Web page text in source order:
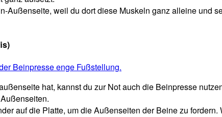
Außenseite, weil du dort diese Muskeln ganz alleine und
hat, kannst du zur Not auch die Beinpresse
auf die Platte, um die Außenseiten der Beine zu